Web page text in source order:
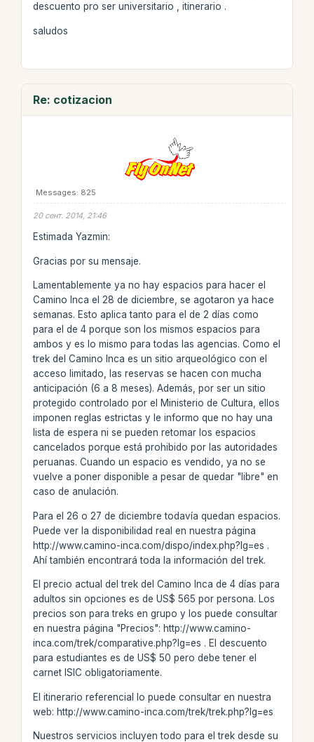
descuento pro ser universitario , itinerario .
saludos
Re: cotizacion
Messages: 825
20 сент. 2014, 21:46
Estimada Yazmin:
Gracias por su mensaje.
Lamentablemente ya no hay espacios para hacer el
Camino Inca el 28 de diciembre, se agotaron ya hace
semanas. Esto aplica tanto para el de 2 días como
para el de 4 porque son los mismos espacios para
ambos y es lo mismo para todas las agencias. Como el
trek del Camino Inca es un sitio arqueológico con el
acceso limitado, las reservas se hacen con mucha
anticipación (6 a 8 meses). Además, por ser un sitio
protegido controlado por el Ministerio de Cultura, ellos
imponen reglas estrictas y le informo que no hay una
lista de espera ni se pueden retomar los espacios
cancelados porque está prohibido por las autoridades
peruanas. Cuando un espacio es vendido, ya no se
vuelve a poner disponible a pesar de quedar "libre" en
caso de anulación.
Para el 26 o 27 de diciembre todavía quedan espacios.
Puede ver la disponibilidad real en nuestra página
http://www.camino-inca.com/dispo/index.php?lg=es .
Ahí también encontrará toda la información del trek.
El precio actual del trek del Camino Inca de 4 días para
adultos sin opciones es de US$ 565 por persona. Los
precios son para treks en grupo y los puede consultar
en nuestra página "Precios": http://www.camino-
inca.com/trek/comparative.php?lg=es . El descuento
para estudiantes es de US$ 50 pero debe tener el
carnet ISIC obligatoriamente.
El itinerario referencial lo puede consultar en nuestra
web: http://www.camino-inca.com/trek/trek.php?lg=es
Nuestros servicios incluyen todo para el trek desde su